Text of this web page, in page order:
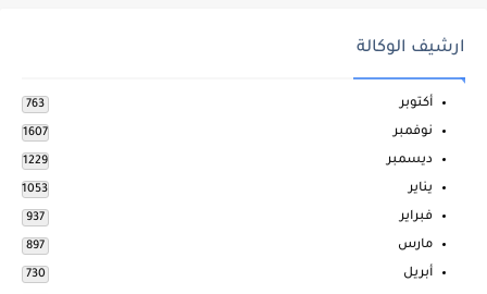
ارشيف الوكالة
أكتوبر 763
نوفمبر 1607
ديسمبر 1229
يناير 1053
فبراير 937
مارس 897
أبريل 730